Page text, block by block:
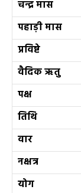
चन्द्र मास
पहाड़ी मास
प्रविष्टे
वैदिक ऋतु
पक्ष
तिथि
वार
नक्षत्र
योग